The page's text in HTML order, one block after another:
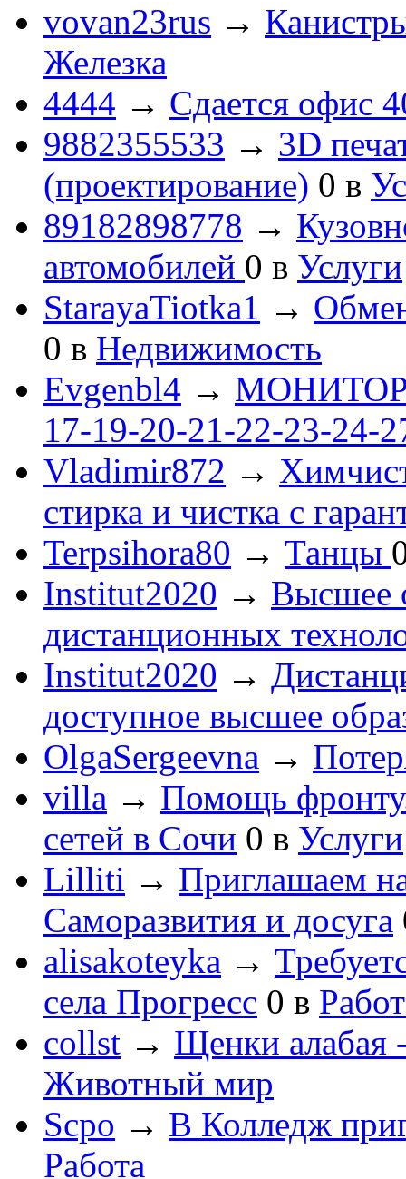
vovan23rus →
Железка
4444 → Сдается офис
9882355533 → 3D
(проектирование) 0 в
89182898778 →
автомобилей 0 в Услуги
StarayaTiotka1 →
0 в Недвижимость
Evgenbl4 → МОНИТОРЫ
17-19-20-21-22-23-24-
Vladimir872 →
стирка и чистка с
Terpsihora80 → Танцы
Institut2020 → Высшее
дистанционных
Institut2020 →
доступное высшее
OlgaSergeevna →
villa → Помощь
сетей в Сочи 0 в Услуги
Lilliti → Приглашаем
Саморазвития и досуга
alisakoteyka →
села Прогресс 0 в
collst → Щенки алабая
Животный мир
Scpo → В Колледж
Работа